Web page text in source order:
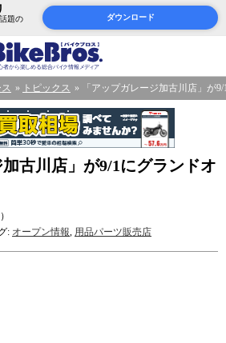
題の
ダウンロード
トピックス 「アップガレージ加古川店」が
加古川店」が9/1にグランドオ
: オープン情報, 用品パーツ販売店